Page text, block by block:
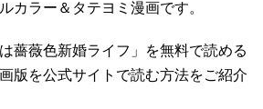
カラー＆タテヨミ漫画です。
薔薇色新婚ライフ」を無料で読める
版を公式サイトで読む方法をご紹介